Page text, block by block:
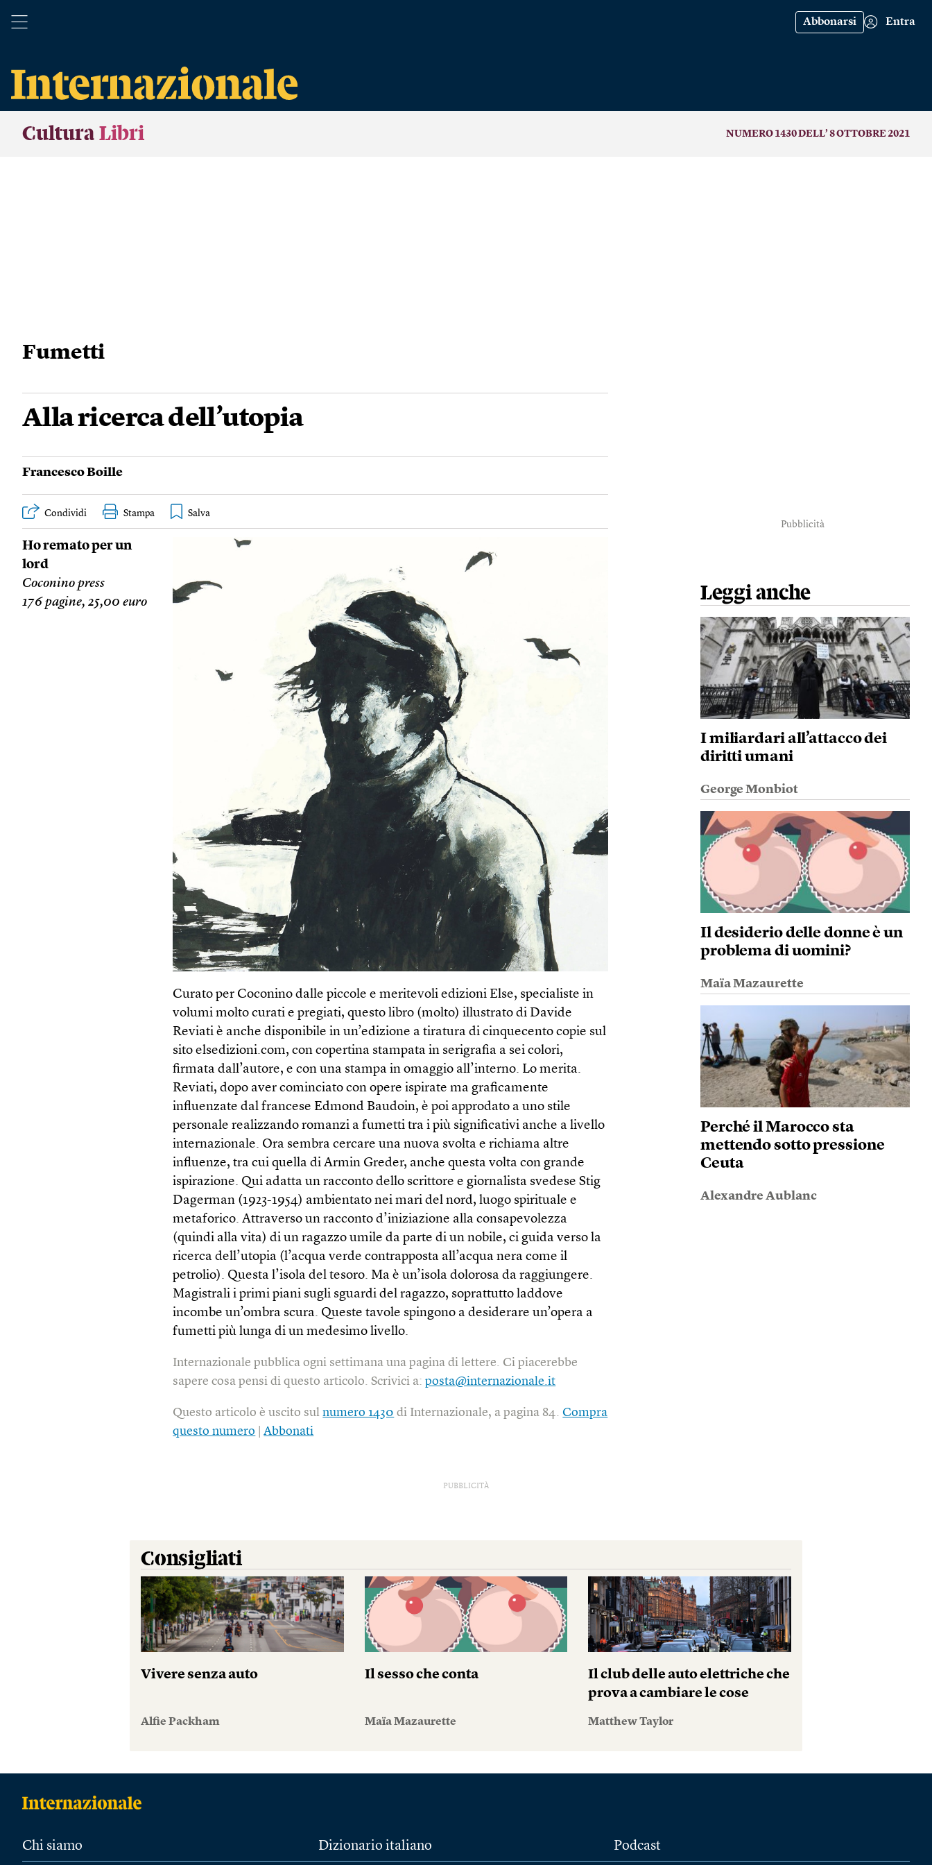
Abbonarsi Entra
Cultura Libri NUMERO 1430 DELL’ 8 OTTOBRE 2021
Fumetti
Alla ricerca dell’utopia
Francesco Boille
Condividi Stampa
Ho remato per un
lord
Coconino press
176 pagine, 25,00 euro
Curato per Coconino dalle piccole e meritevoli edizioni Else, specialiste in
volumi molto curati e pregiati, questo libro (molto) illustrato di Davide
Reviati è anche disponibile in un’edizione a tiratura di cinquecento copie sul
sito elsedizioni.com, con copertina stampata in serigrafia a sei colori,
firmata dall’autore, e con una stampa in omaggio all’interno. Lo merita.
Reviati, dopo aver cominciato con opere ispirate ma graficamente
influenzate dal francese Edmond Baudoin, è poi approdato a uno stile
personale realizzando romanzi a fumetti tra i più significativi anche a livello
internazionale. Ora sembra cercare una nuova svolta e richiama altre
influenze, tra cui quella di Armin Greder, anche questa volta con grande
ispirazione. Qui adatta un racconto dello scrittore e giornalista svedese Stig
Dagerman (1923-1954) ambientato nei mari del nord, luogo spirituale e
metaforico. Attraverso un racconto d’iniziazione alla consapevolezza
(quindi alla vita) di un ragazzo umile da parte di un nobile, ci guida verso la
ricerca dell’utopia (l’acqua verde contrapposta all’acqua nera come il
petrolio). Questa l’isola del tesoro. Ma è un’isola dolorosa da raggiungere.
Magistrali i primi piani sugli sguardi del ragazzo, soprattutto laddove
incombe un’ombra scura. Queste tavole spingono a desiderare un’opera a
fumetti più lunga di un medesimo livello.
Internazionale pubblica ogni settimana una pagina di lettere. Ci piacerebbe
sapere cosa pensi di questo articolo. Scrivici a:posta@internazionale.it
Questo articolo è uscito sulnumero 1430 di Internazionale, a pagina 84.Compra
questo numero |Abbonati
Pubblicità
Leggi anche
I miliardari all’attacco dei
diritti umani
George Monbiot
Il desiderio delle donne è un
problema di uomini?
Maïa Mazaurette
Perché il Marocco sta
mettendo sotto pressione
Ceuta
Alexandre Aublanc
PUBBLICITÀ
Consigliati
Vivere senza auto
Alfie Packham
Il sesso che conta
Maïa Mazaurette
Il club delle auto elettriche che
prova a cambiare le cose
Matthew Taylor
Chi siamo Dizionario italiano Podcast